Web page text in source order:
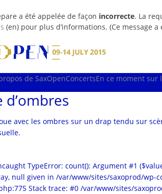
a été appelée de façon incorrecte. La
(en) pour plus d’informations. (Ce message
de SaxOpenConcertsEn ce moment sur
avec les ombres sur un drap tendu sur
TypeError: count(): Argument #1
null given in /var/www/sites/saxoprod/wp-
Stack trace: #0 /var/www/sites/